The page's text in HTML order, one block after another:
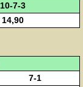
10-7-3
14,90
7-1